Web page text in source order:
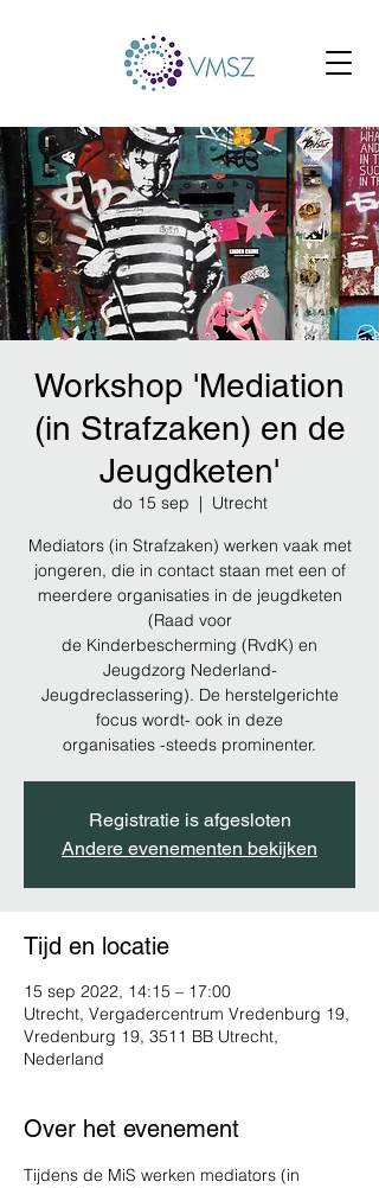
Workshop 'Mediation
(in Strafzaken) en de
Jeugdketen'
do 15 sep
  |
Utrecht
Mediators (in Strafzaken) werken vaak met
jongeren, die in contact staan met een of
meerdere organisaties in de jeugdketen
(Raad voor
de Kinderbescherming (RvdK) en
Jeugdzorg Nederland-
Jeugdreclassering). De herstelgerichte
focus wordt- ook in deze
organisaties -steeds prominenter.
Registratie is afgesloten
Andere evenementen bekijken
Tijd en locatie
15 sep 2022, 14:15 – 17:00
Utrecht, Vergadercentrum Vredenburg 19,
Vredenburg 19, 3511 BB Utrecht,
Nederland
Over het evenement
Tijdens de MiS werken mediators (in